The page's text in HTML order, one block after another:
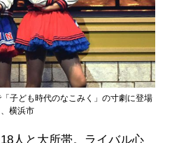
子ども時代のなこみく」の寸劇に登場
横浜市
人と大所帯。ライバル心